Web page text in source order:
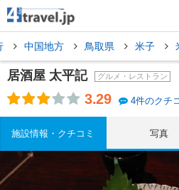
中国地方 鳥取県 米子
居酒屋 太平記 グルメ・レストラン
3.29 4件のクチ
施設情報・クチコミ 写真